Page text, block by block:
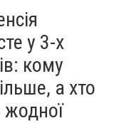
у 3-х
кому
а хто